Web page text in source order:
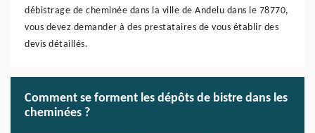
débistrage de cheminée dans la ville de Andelu dans le 78770,
vous devez demander à des prestataires de vous établir des
devis détaillés.
Comment se forment les dépôts de bistre dans les
cheminées ?